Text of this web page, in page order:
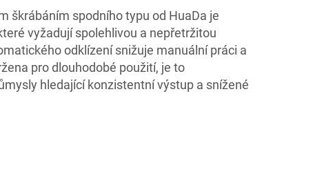
škrábáním spodního typu od HuaDa je
vyžadují spolehlivou a nepřetržitou
odklízení snižuje manuální práci a
pro dlouhodobé použití, je to
hledající konzistentní výstup a snížené